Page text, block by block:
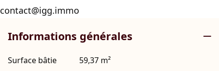
contact@igg.immo
Informations générales
Surface bâtie 59,37 m²